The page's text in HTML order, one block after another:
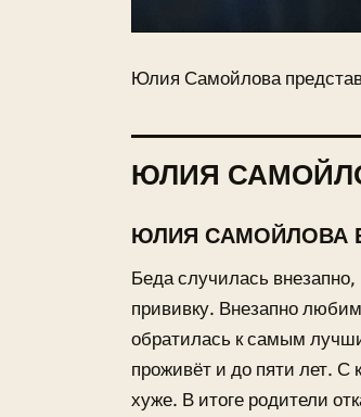
Юлия Самойлова
ЮЛИЯ
ЮЛИЯ САМОЙЛОВА
Беда случилась
прививку. Внезапно
обратилась к самым
проживёт и до пяти лет. С
хуже. В итоге родители